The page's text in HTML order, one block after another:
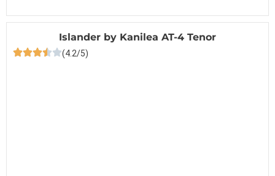
Islander by Kanilea AT-4 Tenor
(4.2/5)